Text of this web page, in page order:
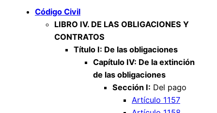
Código Civil
LIBRO IV. DE LAS OBLIGACIONES Y
CONTRATOS
Título I: De las obligaciones
Capítulo IV: De la extinción
de las obligaciones
Sección I: Del pago
Artículo 1157